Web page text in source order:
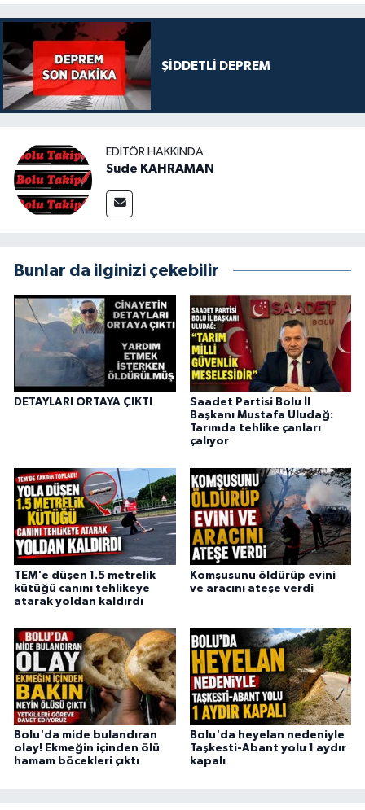
ŞİDDETLİ DEPREM
EDITÖR HAKKINDA
Sude KAHRAMAN
Bunlar da ilginizi çekebilir
DETAYLARI ORTAYA ÇIKTI
Saadet Partisi Bolu İl
Başkanı Mustafa Uludağ:
Tarımda tehlike çanları
çalıyor
TEM'e düşen 1.5 metrelik
kütüğü canını tehlikeye
atarak yoldan kaldırdı
Komşusunu öldürüp evini
ve aracını ateşe verdi
Bolu'da mide bulandıran
olay! Ekmeğin içinden ölü
hamam böcekleri çıktı
Bolu'da heyelan nedeniyle
Taşkesti-Abant yolu 1 aydır
kapalı